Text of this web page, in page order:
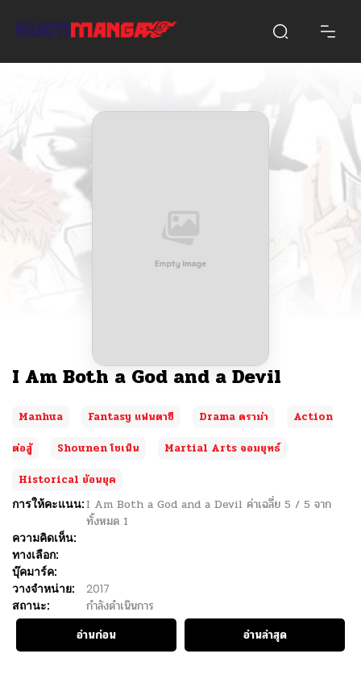
I Am Both a God and a Devil
Manhua Fantasy แฟนตาซี Drama ดราม่า
Action
ต่อสู้
Shounen โชเน็น
Martial Arts จอมยุทธ์
Historical ย้อนยุค
การให้คะแนน: I Am Both a God and a Devil ค่าเฉลี่ย 5 / 5 จาก
ทั้งหมด 1
ความคิดเห็น:
ทางเลือก:
บุ๊คมาร์ค:
วางจำหน่าย:
2017
สถานะ:
กำลังดำเนินการ
อ่านก่อน
อ่านล่าสุด